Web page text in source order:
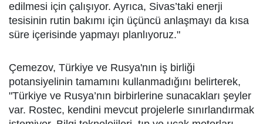
edilmesi için çalışıyor. Ayrıca, Sivas’taki enerji
tesisinin rutin bakımı için üçüncü anlaşmayı da kısa
süre içerisinde yapmayı planlıyoruz."
Çemezov, Türkiye ve Rusya'nın iş birliği
potansiyelinin tamamını kullanmadığını belirterek,
"Türkiye ve Rusya’nın birbirlerine sunacakları şeyler
var. Rostec, kendini mevcut projelerle sınırlandırmak